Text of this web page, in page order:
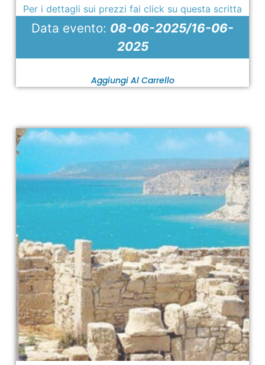
Per i dettagli sui prezzi fai click su questa scritta
Data evento: 08-06-2025/16-06-
2025
Aggiungi Al Carrello